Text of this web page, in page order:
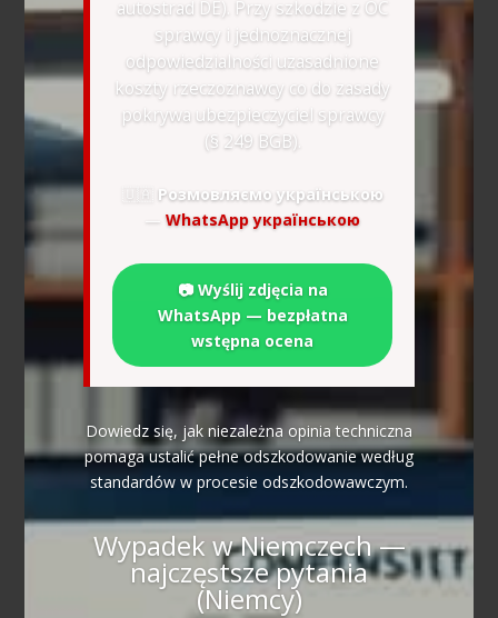
autostrad DE). Przy szkodzie z OC
sprawcy i jednoznacznej
odpowiedzialności uzasadnione
koszty rzeczoznawcy co do zasady
pokrywa ubezpieczyciel sprawcy
(§ 249 BGB).
🇺🇦 Розмовляємо українською
— WhatsApp українською
📷 Wyślij zdjęcia na
WhatsApp — bezpłatna
wstępna ocena
Dowiedz się, jak niezależna opinia techniczna
pomaga ustalić pełne odszkodowanie według
standardów w procesie odszkodowawczym.
Wypadek w Niemczech —
najczęstsze pytania
(Niemcy)